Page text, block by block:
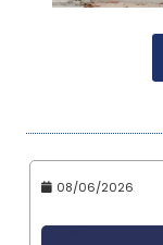
08/06/2026